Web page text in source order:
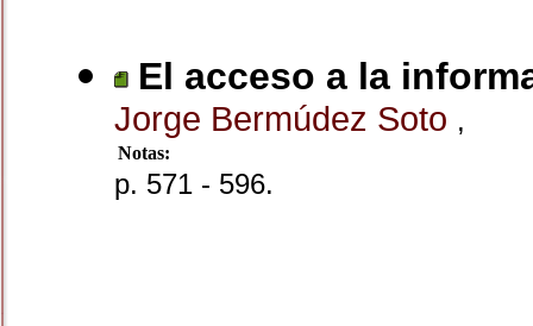
El acceso a la
Jorge Bermúdez Soto ,
Notas:
p. 571 - 596.